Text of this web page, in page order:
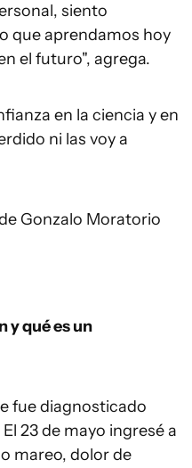
siento
que aprendamos hoy
el futuro", agrega.
en la ciencia y en
ni las voy a
Gonzalo Moratorio
y qué es un
fue diagnosticado
23 de mayo ingresé a
mareo, dolor de